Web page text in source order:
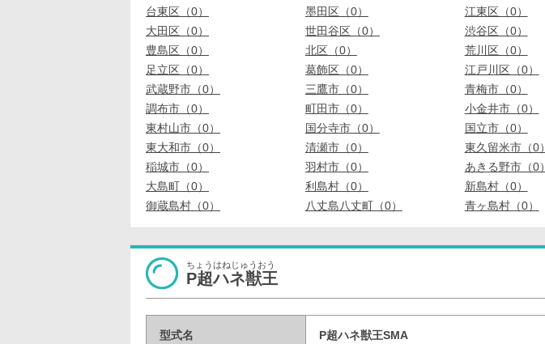
台東区（0）
墨田区（0） 江東区（0）
大田区（0）
世田谷区（0） 渋谷区（0）
豊島区（0）
北区（0） 荒川区（0）
足立区（0）
葛飾区（0） 江戸川区（0）
武蔵野市（0）
三鷹市（0） 青梅市（0）
調布市（0）
町田市（0） 小金井市（0）
東村山市（0）
国分寺市（0） 国立市（0）
東大和市（0）
清瀬市（0） 東久留米市（0）
稲城市（0）
羽村市（0） あきる野市（0）
大島町（0）
利島村（0） 新島村（0）
御蔵島村（0）
八丈島八丈町（0） 青ヶ島村（0）
ちょうはねじゅうおう
P超ハネ獣王
型式名 P超ハネ獣王SMA